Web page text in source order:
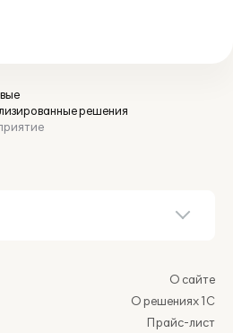
решения
О сайте
О решениях 1С
Прайс-лист